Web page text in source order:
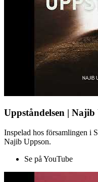
Uppståndelsen | Najib
Inspelad hos församlingen i
Najib Uppson.
Se på YouTube